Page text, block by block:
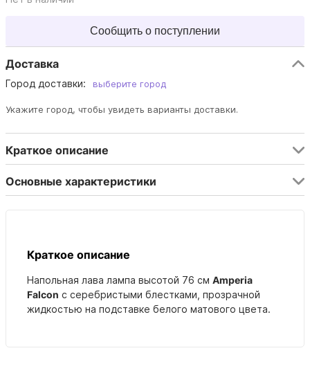
Сообщить о поступлении
Доставка
Город доставки: выберите город
Укажите город, чтобы увидеть варианты доставки.
Краткое описание
Основные характеристики
Краткое описание
Напольная лава лампа высотой 76 см Amperia
Falcon с серебристыми блестками, прозрачной
жидкостью на подставке белого матового цвета.